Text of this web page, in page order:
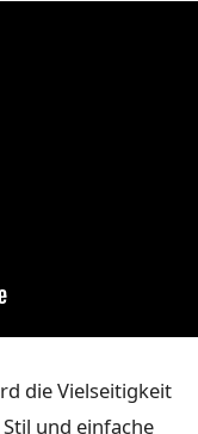
die Vielseitigkeit
und einfache